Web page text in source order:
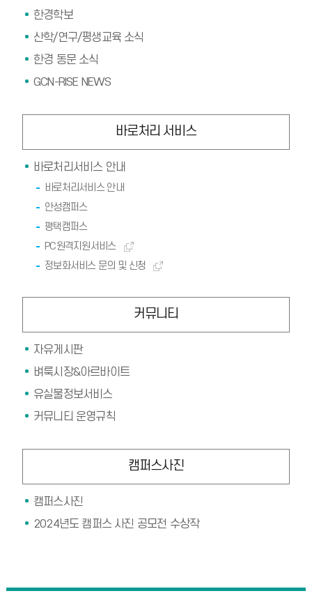
한경학보
산학/연구/평생교육 소식
한경 동문 소식
GCN-RISE NEWS
바로처리 서비스
바로처리서비스 안내
바로처리서비스 안내
안성캠퍼스
평택캠퍼스
PC원격지원서비스
정보화서비스 문의 및 신청
커뮤니티
자유게시판
벼룩시장&아르바이트
유실물정보서비스
커뮤니티 운영규칙
캠퍼스사진
캠퍼스사진
2024년도 캠퍼스 사진 공모전 수상작